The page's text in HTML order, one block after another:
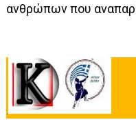
ανθρώπων που